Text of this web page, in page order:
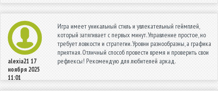
alexia21 17
ноября 2025
11:01
Игра имеет уникальный стиль и увлекательный геймплей,
который затягивает с первых минут. Управление простое, но
требует ловкости и стратегии. Уровни разнообразны, а графика
приятная. Отличный способ провести время и проверить свои
рефлексы! Рекомендую для любителей аркад.